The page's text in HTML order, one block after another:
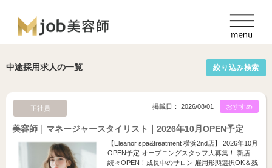
中途採用求人の一覧 絞り込み検索
正社員 おすすめ
掲載日： 2026/08/01
美容師｜マネージャースタイリスト｜2026年10月OPEN予定
【Eleanor spa&treatment 横浜2nd店】 2026年10月
OPEN予定 オープニングスタッフ大募集！ 新店
続々OPEN！成長中のサロン 雇用形態選択OK＆残